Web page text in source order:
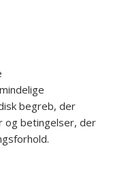
begreb, der
og betingelser, der